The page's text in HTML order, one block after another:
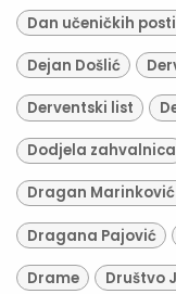
Dan učeničkih
Dejan Došlić
Derventski list
Dodjela zahvalnica
Dragan
Dragana Pajović
Drame Društvo